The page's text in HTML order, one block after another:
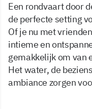
Een rondvaart door
de perfecte setting
Of je nu met
intieme en
gemakkelijk om van
Het water, de
ambiance zorgen